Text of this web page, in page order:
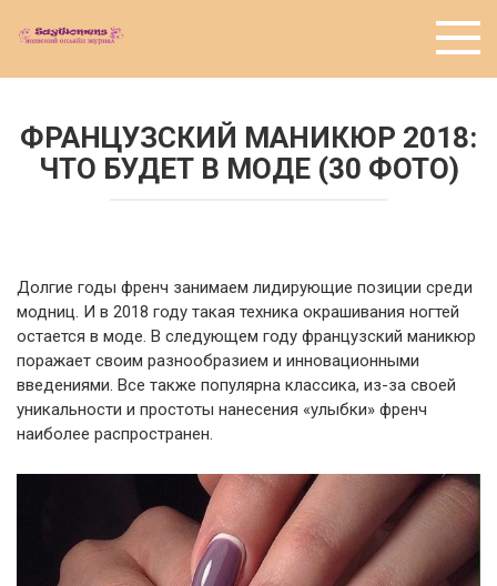
ФРАНЦУЗСКИЙ МАНИКЮР 2018:
ЧТО БУДЕТ В МОДЕ (30 ФОТО)
Долгие годы френч занимаем лидирующие позиции среди
модниц. И в 2018 году такая техника окрашивания ногтей
остается в моде. В следующем году французский маникюр
поражает своим разнообразием и инновационными
введениями. Все также популярна классика, из-за своей
уникальности и простоты нанесения «улыбки» френч
наиболее распространен.